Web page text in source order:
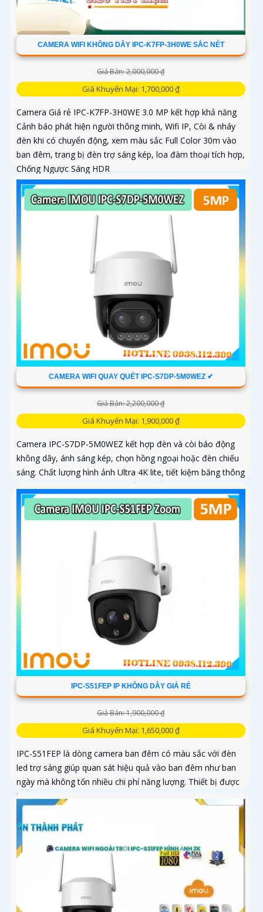
CAMERA WIFI KHÔNG DÂY IPC-K7FP-3H0WE SẮC NÉT
Giá Bán: 2,000,000 ₫
Giá Khuyến Mại: 1,700,000 ₫
Camera Giá rẻ IPC-K7FP-3H0WE 3.0 MP kết hợp khả năng
Cảnh báo phát hiện người thông minh, Wifi IP, Còi & nháy
đèn khi có chuyển động, xem màu sắc Full Color 30m vào
ban đêm, trang bị đèn trợ sáng kép, loa đàm thoại tích hợp,
Chống Ngược Sáng HDR
CAMERA WIFI QUAY QUÉT IPC-S7DP-5M0WEZ ✔
Giá Bán: 2,200,000 ₫
Giá Khuyến Mại: 1,900,000 ₫
Camera IPC-S7DP-5M0WEZ kết hợp đèn và còi báo động
không dây, ánh sáng kép, chọn hồng ngoại hoặc đèn chiếu
sáng. Chất lượng hình ảnh Ultra 4K lite, tiết kiệm băng thông
và chi phí, giám sát ban đêm tốt với hồng ngoại 50m
IPC-S51FEP IP KHÔNG DÂY GIÁ RẺ
Giá Bán: 1,900,000 ₫
Giá Khuyến Mại: 1,650,000 ₫
IPC-S51FEP là dòng camera ban đêm có màu sắc với đèn
led trợ sáng giúp quan sát hiệu quả vào ban đêm như ban
ngày mà không tốn nhiều chi phí năng lượng. Thiết bị được
trang bị...